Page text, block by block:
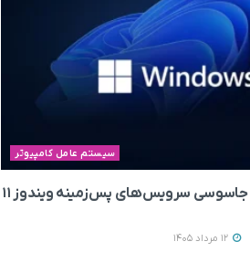
سیستم عامل کامپیوتر
مایکروسافت شایعات جاسوسی سرویس‌های پس‌زمینه ویندوز ۱۱